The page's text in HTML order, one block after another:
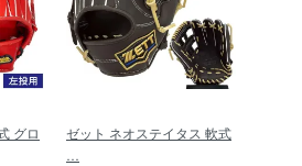
グロ
ゼット ネオステイタス 軟式
…